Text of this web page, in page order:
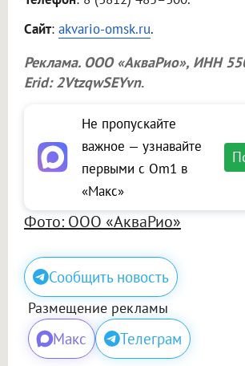
Сайт: akvario-omsk.ru.
Реклама. ООО «АкваРио», ИНН
Erid: 2VtzqwSEYvn.
Не пропускайте
важное — узнавайте
первыми с Om1 в
«Макс»
Фото: ООО «АкваРио»
Сообщить новость
Размещение рекламы
Макс Телеграм